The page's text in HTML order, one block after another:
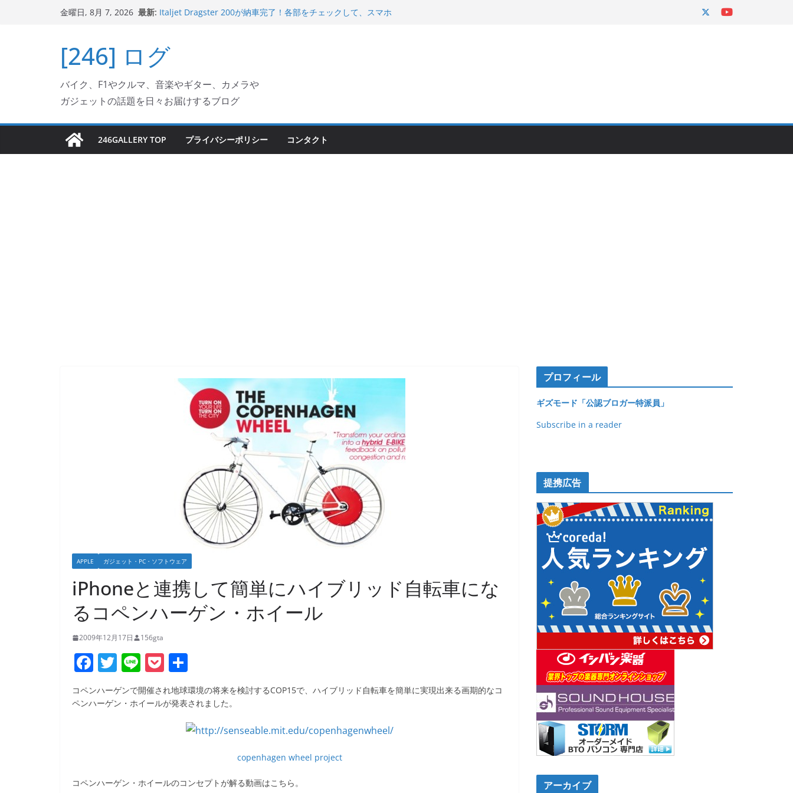
キ
プ
金曜日, 8月 7, 2026 最新: Italjet Dragster 200が納車完了！各部をチェックして、スマホ
Ken Block 逝去
岩手県奥州市へのふるさと納税で KGR HARMONY 南部鉄器エ
Italjet Dragster 200のフロントISSサスの動きが判ったらコーナ
リングが楽しくなった
[246] ログ
バイク、F1やクルマ、音楽やギター、カメラや
ガジェットの話題を日々お届けするブログ
246GALLERY TOP プライバシーポリシー コンタクト
APPLE ガジェット・PC・ソフトウェア
iPhoneと連携して簡単にハイブリッド自転車にな
るコペンハーゲン・ホイール
2009年12月17日 156gta
F
c
o
T
w
itt
Li
n
e
P
o
ck
有
コペンハーゲンで開催され地球環境の将来を検討するCOP15で、ハイブリッド自転車を簡単に実現出来る画期的なコ
ペンハーゲン・ホイールが発表されました。
copenhagen wheel project
コペンハーゲン・ホイールのコンセプトが解る動画はこちら。
プロフィール
ギズモード「公認ブロガー特派員」
Subscribe in a reader
提携広告
アーカイブ